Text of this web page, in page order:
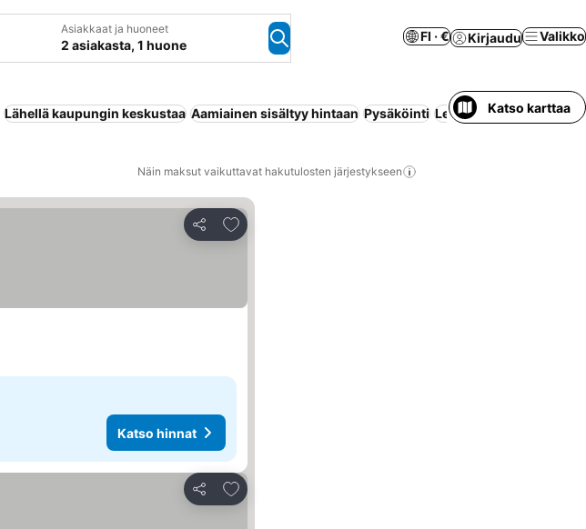
Asiakkaat ja huoneet
2 asiakasta, 1 huone
FI · € Kirjaudu Valikko
Lähellä kaupungin keskustaa Aamiainen sisältyy hintaan Pysäköinti Lemmikit sallittu Uima-
Katso karttaa
Näin maksut vaikuttavat hakutulosten järjestykseen
Jaa
Lisää suosikkeihin
Katso hinnat
Jaa
Lisää suosikkeihin